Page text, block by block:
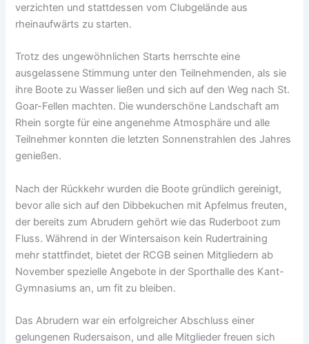
verzichten und stattdessen vom Clubgelände aus
rheinaufwärts zu starten.
Trotz des ungewöhnlichen Starts herrschte eine
ausgelassene Stimmung unter den Teilnehmenden, als sie
ihre Boote zu Wasser ließen und sich auf den Weg nach St.
Goar-Fellen machten. Die wunderschöne Landschaft am
Rhein sorgte für eine angenehme Atmosphäre und alle
Teilnehmer konnten die letzten Sonnenstrahlen des Jahres
genießen.
Nach der Rückkehr wurden die Boote gründlich gereinigt,
bevor alle sich auf den Dibbekuchen mit Apfelmus freuten,
der bereits zum Abrudern gehört wie das Ruderboot zum
Fluss. Während in der Wintersaison kein Rudertraining
mehr stattfindet, bietet der RCGB seinen Mitgliedern ab
November spezielle Angebote in der Sporthalle des Kant-
Gymnasiums an, um fit zu bleiben.
Das Abrudern war ein erfolgreicher Abschluss einer
gelungenen Rudersaison, und alle Mitglieder freuen sich